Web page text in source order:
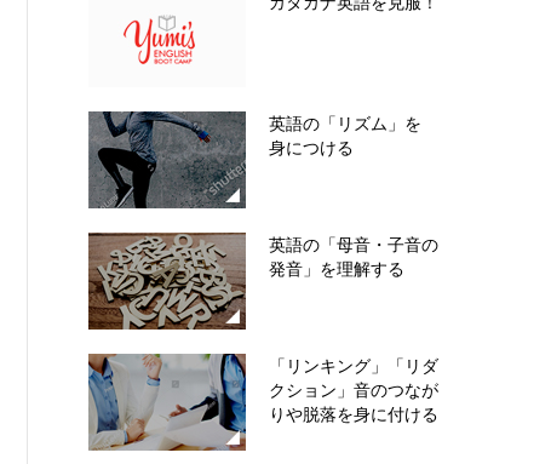
英語の「リズム」を
身につける
英語の「母音・子音の
発音」を理解する
「リンキング」「リダ
クション」音のつなが
りや脱落を身に付ける